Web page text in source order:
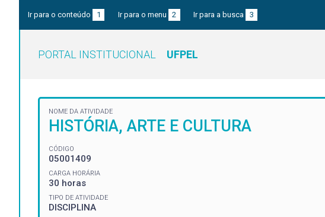
Ir para o conteúdo 1 Ir para o menu 2 Ir para a busca 3
PORTAL INSTITUCIONAL UFPEL
NOME DA ATIVIDADE
HISTÓRIA, ARTE E CULTURA
CÓDIGO
05001409
CARGA HORÁRIA
30 horas
TIPO DE ATIVIDADE
DISCIPLINA